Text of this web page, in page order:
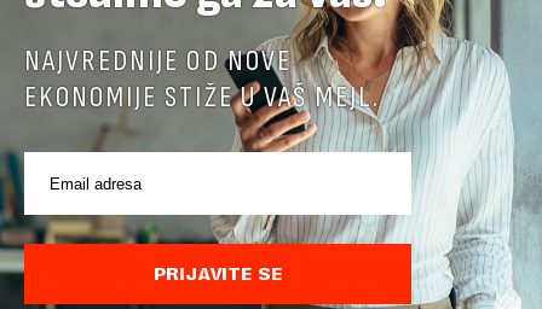
NAJVREDNIJE OD NOVE
EKONOMIJE STIŽE U VAŠ MEJL.
PRIJAVITE SE